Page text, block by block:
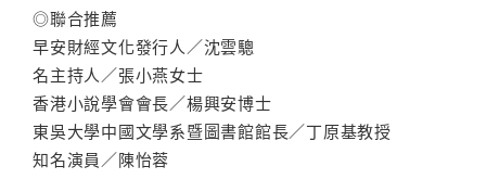
◎聯合推薦
早安財經文化發行人／沈雲驄
名主持人／張小燕女士
香港小說學會會長／楊興安博士
東吳大學中國文學系暨圖書館館長／丁原基教授
知名演員／陳怡蓉